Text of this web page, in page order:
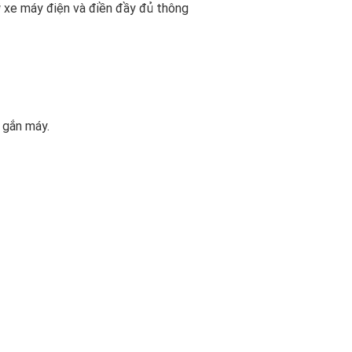
máy điện và điền đầy đủ thông
máy.